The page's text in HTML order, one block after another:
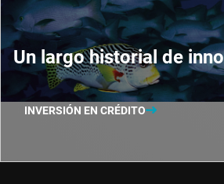
Un largo historial de
INVERSIÓN EN CRÉDITO